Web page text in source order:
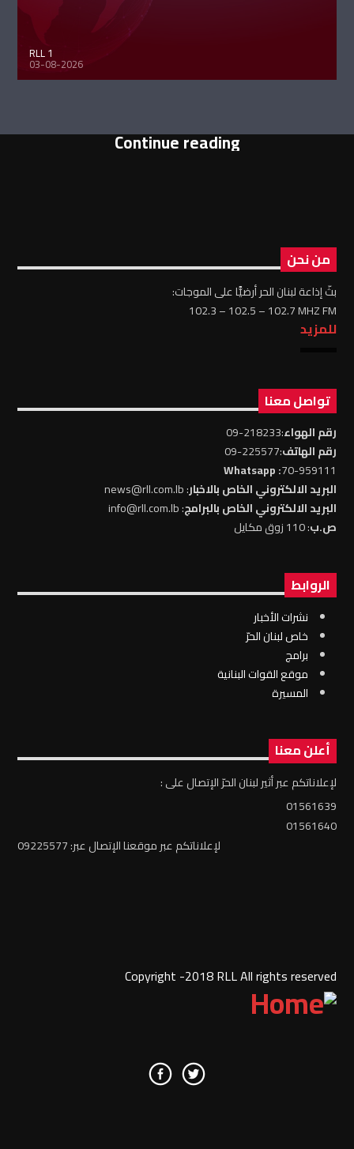
RLL 1
03-08-2026
Continue reading
من نحن
بثّ إذاعة لبنان الحر أرضيًّا على الموجات:
102.3 – 102.5 – 102.7 MHZ FM
للمزيد
تواصل معنا
رقم الهواء:218233-09
رقم الهاتف:225577-09
70-959111
: Whatsapp
البريد الالكتروني الخاص بالاخبار: news@rll.com.lb
البريد الالكتروني الخاص بالبرامج: info@rll.com.lb
ص.ب: 110 زوق مكايل
الروابط
نشرات الأخبار
خاص لبنان الحرّ
برامج
موقع القوات البنانية
المسيرة
أعلن معنا
لإعلاناتكم عبر أثير لبنان الحرّ الإتصال على :
01561639
01561640
لإعلاناتكم عبر موقعنا الإتصال عبر: 09225577
Copyright -2018 RLL All rights reserved